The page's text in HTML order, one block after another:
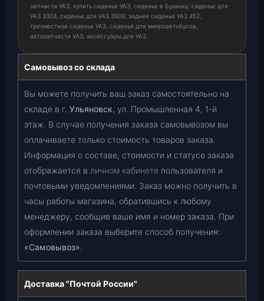
запчасти УАЗ, купить сиденье УАЗ, сиденье в Буханку, сиденье для
УАЗ 3303, сиденье для УАЗ 3909, заднее сиденье УАЗ 452,
трехместное сиденье УАЗ, сиденья для микроавтобусов,
автозапчасти УАЗ, аксессуары для УАЗ.
Самовывоз со склада
Вы можете получить ваш заказ самостоятельно на
складе в г. Ульяновск, ул. Промышленная 4, 1-й
этаж. В случае получения заказа самовывозом вы
оплачиваете только стоимость товаров заказа.
Информация о составе, стоимости и статусе заказа
отображается в личном кабинете пользователя и
почтовыми уведомлениями. Заказ можно получить в
часы работы магазина, обратившись к любому
менеджеру, сообщив ваше имя и номер заказа. При
оформлении заказа выберите способ получения:
«Самовывоз».
Доставка "Почтой России"